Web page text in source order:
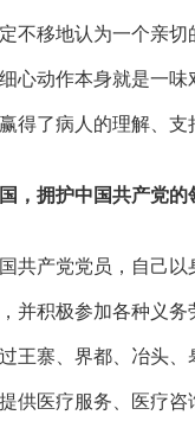
不移地认为一个亲
心动作本身就是一
得了病人的理解、支
，拥护中国共产党的
共产党党员，自己
并积极参加各种义务
王寨、界都、冶头
供医疗服务、医疗